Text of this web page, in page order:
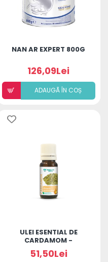
NAN AR EXPERT 800G
126,09Lei
ADAUGÃ ÎN COȘ
ULEI ESENTIAL DE
CARDAMOM -
ELETTARIA
CARDAMOMUM OIL
51,50Lei